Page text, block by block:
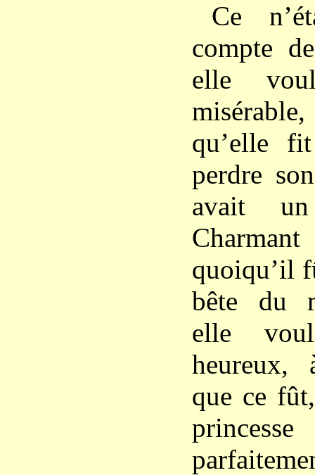
Ce
compte
elle
qu’elle
perdre
avait
quoiqu’il
bête du
elle
heureux,
que ce